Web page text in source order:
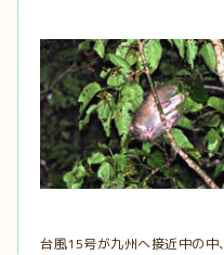
台風15号が九州へ接近中の